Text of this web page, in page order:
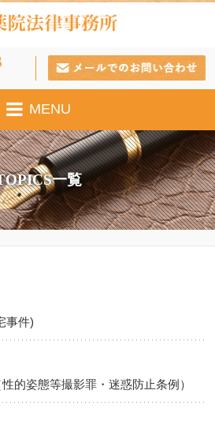
MENU
一覧
事件)
的姿態等撮影罪・迷惑防止条例）